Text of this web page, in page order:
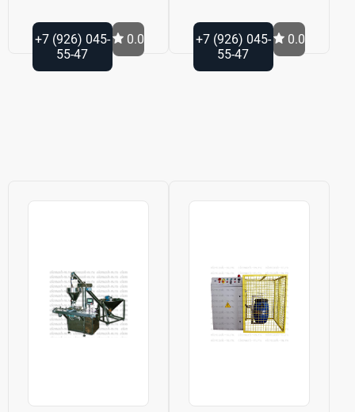
+7 (926) 045-
55-47
0.0
+7 (926) 045-
55-47
0.0